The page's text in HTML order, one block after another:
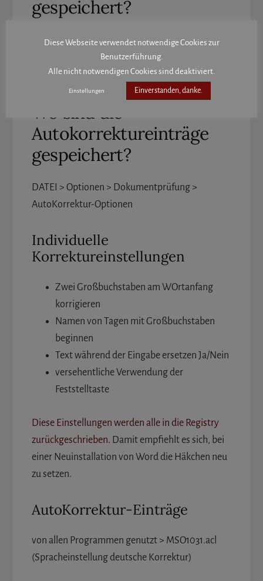
gespeichert?
\users\%user%\AppData\Roaming\Microsoft\Templ
ates\NormalEmail.dotm
Wo sind die
Autokorrektureinträge
gespeichert?
DATEI > Optionen > Dokumentprüfung >
AutoKorrektur-Optionen
Individuelle
Korrektureinstellungen
Zwei Großbuchstaben am WOrtanfang
korrigieren
Namen von Tagen mit Großbuchstaben
beginnen
Text während der Eingabe ersetzen Ja/Nein
versehentliche Verwendung der
Feststelltaste
Diese Einstellungen werden alle in die Registry
zurückgeschrieben. Damit empfiehlt es sich, bei
einer Neuinstallation von Word die Häkchen neu
zu setzen.
AutoKorrektur-Einträge
von allen Programmen genutzt > MSO1031.acl
(Spracheinstellung deutsche Korrektur)
Diese Webseite verwendet notwendige Cookies zur
Benutzerführung.
Alle nicht notwendigen Cookies sind deaktiviert.
Einstellungen Einverstanden, danke.